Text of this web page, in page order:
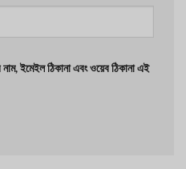
ইমেইল ঠিকানা এবং ওয়েব ঠিকানা এই